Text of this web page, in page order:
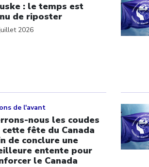
: le temps est
de riposter
2026
de l'avant
nous les coudes
cette fête du Canada
de conclure une
entente pour
le Canada